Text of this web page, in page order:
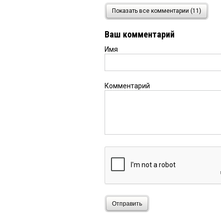
Сергей 4 марта 2025 в
Надеюсь сделали
предотвращении
Тамара 4 марта 2025 в
Валентина 4 марта
справляется, но
в р.п. Большеречье,
Показать все комментарии (11)
Ваш комментарий
Имя
Комментарий
Отправить